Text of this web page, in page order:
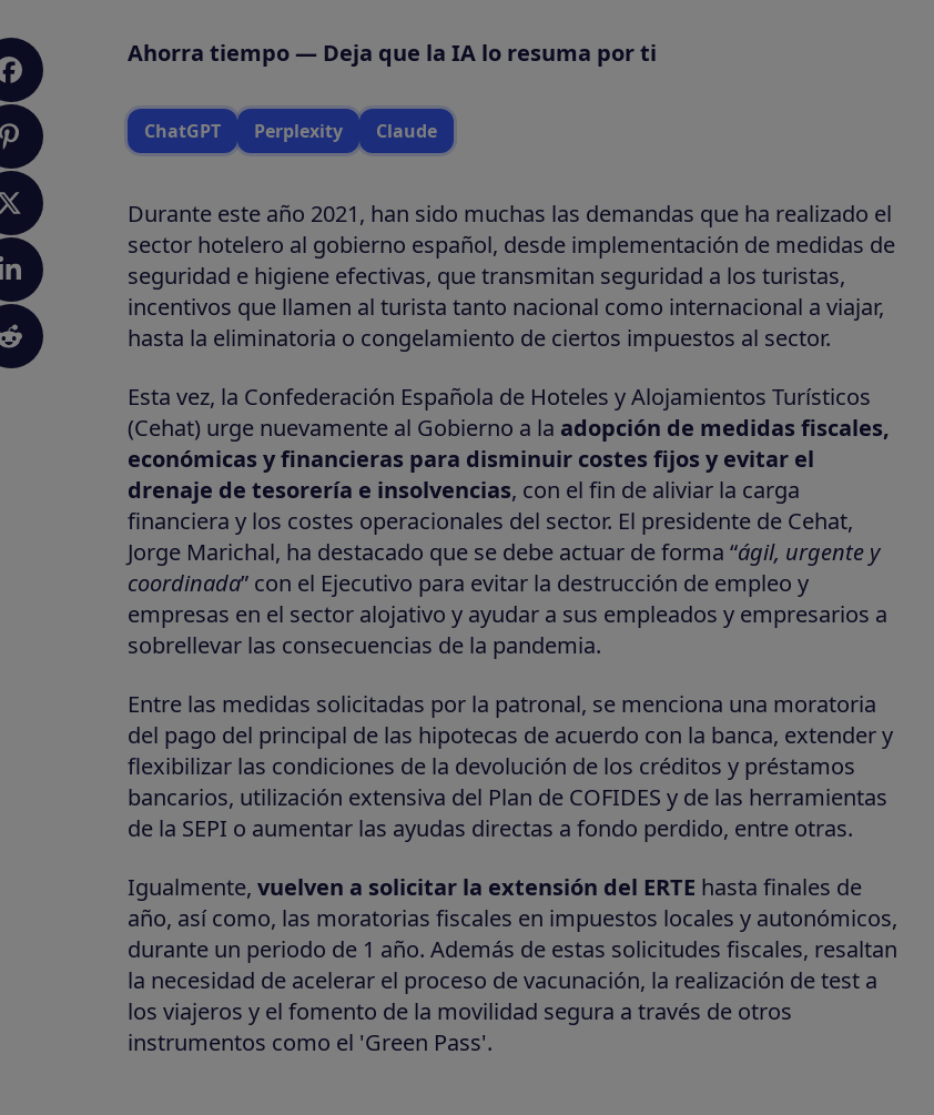
Ahorra tiempo — Deja que la IA lo resuma por ti
ChatGPT Perplexity Claude
Durante este año 2021, han sido muchas las demandas que ha realizado el
sector hotelero al gobierno español, desde implementación de medidas de
seguridad e higiene efectivas, que transmitan seguridad a los turistas,
incentivos que llamen al turista tanto nacional como internacional a viajar,
hasta la eliminatoria o congelamiento de ciertos impuestos al sector.
Esta vez, la Confederación Española de Hoteles y Alojamientos Turísticos
(Cehat) urge nuevamente al Gobierno a la adopción de medidas fiscales,
económicas y financieras para disminuir costes fijos y evitar el
drenaje de tesorería e insolvencias, con el fin de aliviar la carga
financiera y los costes operacionales del sector. El presidente de Cehat,
Jorge Marichal, ha destacado que se debe actuar de forma “ágil, urgente y
coordinada” con el Ejecutivo para evitar la destrucción de empleo y
empresas en el sector alojativo y ayudar a sus empleados y empresarios a
sobrellevar las consecuencias de la pandemia.
Entre las medidas solicitadas por la patronal, se menciona una moratoria
del pago del principal de las hipotecas de acuerdo con la banca, extender y
flexibilizar las condiciones de la devolución de los créditos y préstamos
bancarios, utilización extensiva del Plan de COFIDES y de las herramientas
de la SEPI o aumentar las ayudas directas a fondo perdido, entre otras.
Igualmente, vuelven a solicitar la extensión del ERTE hasta finales de
año, así como, las moratorias fiscales en impuestos locales y autonómicos,
durante un periodo de 1 año. Además de estas solicitudes fiscales, resaltan
la necesidad de acelerar el proceso de vacunación, la realización de test a
los viajeros y el fomento de la movilidad segura a través de otros
instrumentos como el 'Green Pass'.